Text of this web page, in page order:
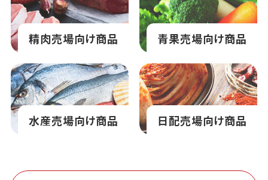
精肉売場向け商品 青果売場向け商品
水産売場向け商品 日配売場向け商品